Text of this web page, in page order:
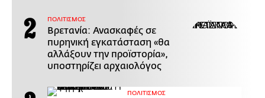
ΠΟΛΙΤΙΣΜΟΣ
Βρετανία: Ανασκαφές σε
πυρηνική εγκατάσταση «θα
αλλάξουν την προϊστορία»,
υποστηρίζει αρχαιολόγος
ΠΟΛΙΤΙΣΜΟΣ